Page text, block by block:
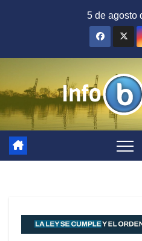
5 de agosto